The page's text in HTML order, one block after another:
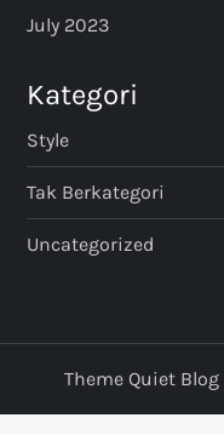
July 2023
Kategori
Style
Tak Berkategori
Uncategorized
Theme Quiet Blog